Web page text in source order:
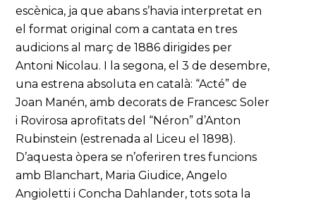
escènica, ja que abans s’havia interpretat en
el format original com a cantata en tres
audicions al març de 1886 dirigides per
Antoni Nicolau. I la segona, el 3 de desembre,
una estrena absoluta en català: “Acté” de
Joan Manén, amb decorats de Francesc Soler
i Rovirosa aprofitats del “Néron” d’Anton
Rubinstein (estrenada al Liceu el 1898).
D’aquesta òpera se n’oferiren tres funcions
amb Blanchart, Maria Giudice, Angelo
Angioletti i Concha Dahlander, tots sota la